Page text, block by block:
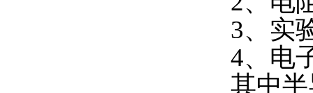
3、实
4、电
其中